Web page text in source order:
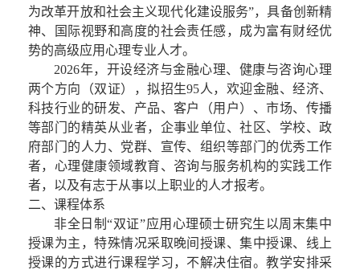
为改革开放和社会主义现代化建设服务”，具备创新精
神、国际视野和高度的社会责任感，成为富有财经优
势的高级应用心理专业人才。
2026年，开设经济与金融心理、健康与咨询心理
两个方向（双证），拟招生95人，欢迎金融、经济、
科技行业的研发、产品、客户（用户）、市场、传播
等部门的精英从业者，企事业单位、社区、学校、政
府部门的人力、党群、宣传、组织等部门的优秀工作
者，心理健康领域教育、咨询与服务机构的实践工作
者，以及有志于从事以上职业的人才报考。
二、课程体系
非全日制“双证”应用心理硕士研究生以周末集中
授课为主，特殊情况采取晚间授课、集中授课、线上
授课的方式进行课程学习，不解决住宿。教学安排采